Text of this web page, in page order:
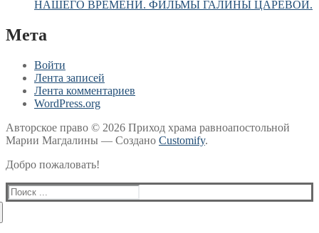
НАШЕГО ВРЕМЕНИ. ФИЛЬМЫ ГАЛИНЫ ЦАРЕВОЙ.
Мета
Войти
Лента записей
Лента комментариев
WordPress.org
Авторское право © 2026 Приход храма равноапостольной
Марии Магдалины — Создано Customify.
Добро пожаловать!
Найти: